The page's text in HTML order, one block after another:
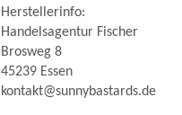
Herstellerinfo:
Handelsagentur Fischer
Brosweg 8
45239 Essen
kontakt@sunnybastards.de